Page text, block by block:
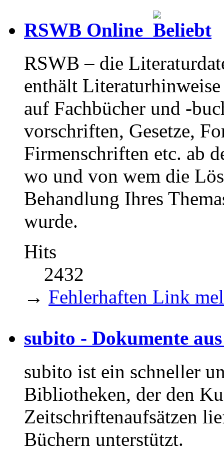
RSWB Online
RSWB – die
enthält
auf Fachbücher und -
vorschriften, Gesetze,
Firmenschriften etc. ab
wo und von wem die
Behandlung Ihres
wurde.
Hits
2432
→ Fehlerhaften Link
subito - Dokumente
subito ist ein schneller
Bibliotheken, der den
Zeitschriftenaufsätzen
Büchern unterstützt.